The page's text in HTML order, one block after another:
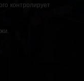
контролирует